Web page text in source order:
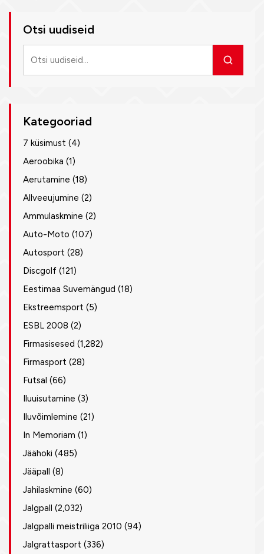
Otsi uudiseid
uudiseid
Kategooriad
7 küsimust (4)
Aeroobika (1)
Aerutamine (18)
Allveeujumine (2)
Ammulaskmine (2)
Auto-Moto (107)
Autosport (28)
Discgolf (121)
Eestimaa Suvemängud (18)
Ekstreemsport (5)
ESBL 2008 (2)
Firmasisesed (1,282)
Firmasport (28)
Futsal (66)
Iluuisutamine (3)
Iluvõimlemine (21)
In Memoriam (1)
Jäähoki (485)
Jääpall (8)
Jahilaskmine (60)
Jalgpall (2,032)
Jalgpalli meistriliiga 2010 (94)
Jalgrattasport (336)